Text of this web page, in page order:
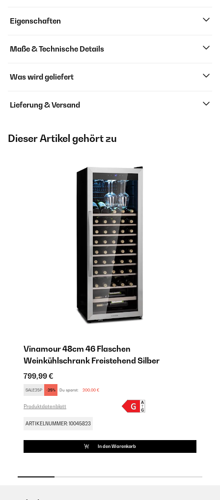
Eigenschaften
Maße & Technische Details
Was wird geliefert
Lieferung & Versand
Dieser Artikel gehört zu
Vinamour 48cm 46 Flaschen
Weinkühlschrank Freistehend​ Silber
799,99 €
SALE25P -25% Du sparst: 200,00 €
Produktdatenblatt
ARTIKELNUMMER: 10045823
In den Warenkorb